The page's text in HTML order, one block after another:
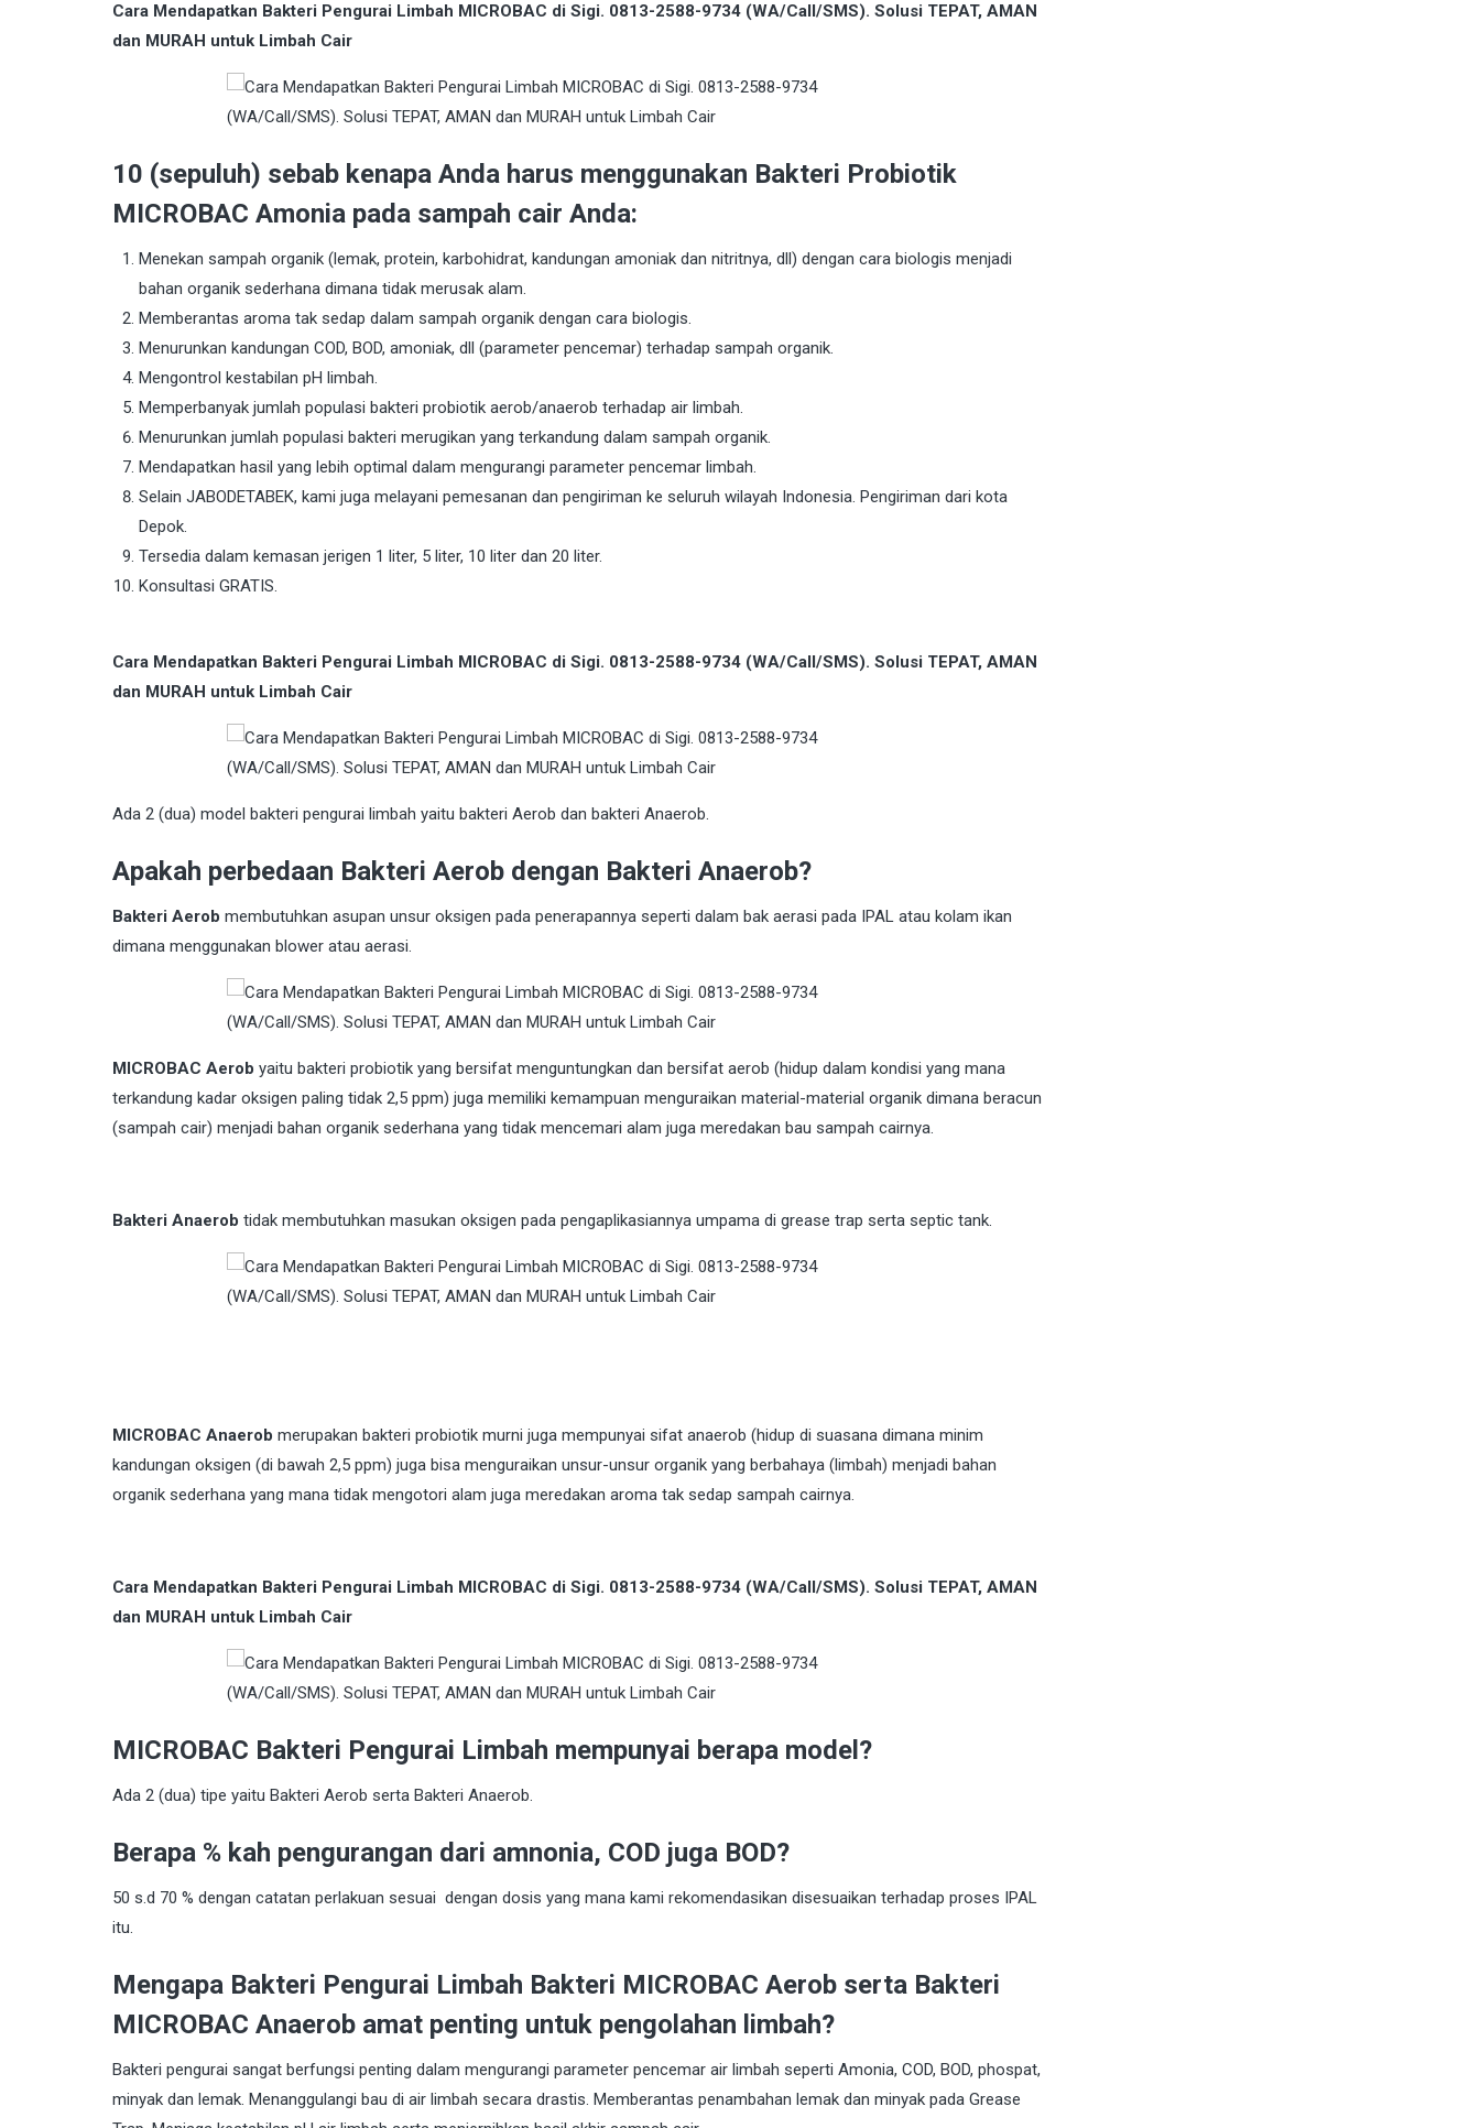
Cara Mendapatkan Bakteri Pengurai Limbah MICROBAC di Sigi. 0813-2588-9734 (WA/Call/SMS). Solusi TEPAT, AMAN
dan MURAH untuk Limbah Cair
10 (sepuluh) sebab kenapa Anda harus menggunakan Bakteri Probiotik
MICROBAC Amonia pada sampah cair Anda:
Menekan sampah organik (lemak, protein, karbohidrat, kandungan amoniak dan nitritnya, dll) dengan cara biologis menjadi
bahan organik sederhana dimana tidak merusak alam.
Memberantas aroma tak sedap dalam sampah organik dengan cara biologis.
Menurunkan kandungan COD, BOD, amoniak, dll (parameter pencemar) terhadap sampah organik.
Mengontrol kestabilan pH limbah.
Memperbanyak jumlah populasi bakteri probiotik aerob/anaerob terhadap air limbah.
Menurunkan jumlah populasi bakteri merugikan yang terkandung dalam sampah organik.
Mendapatkan hasil yang lebih optimal dalam mengurangi parameter pencemar limbah.
Selain JABODETABEK, kami juga melayani pemesanan dan pengiriman ke seluruh wilayah Indonesia. Pengiriman dari kota
Depok.
Tersedia dalam kemasan jerigen 1 liter, 5 liter, 10 liter dan 20 liter.
Konsultasi GRATIS.
Cara Mendapatkan Bakteri Pengurai Limbah MICROBAC di Sigi. 0813-2588-9734 (WA/Call/SMS). Solusi TEPAT, AMAN
dan MURAH untuk Limbah Cair
Ada 2 (dua) model bakteri pengurai limbah yaitu bakteri Aerob dan bakteri Anaerob.
Apakah perbedaan Bakteri Aerob dengan Bakteri Anaerob?
Bakteri Aerob membutuhkan asupan unsur oksigen pada penerapannya seperti dalam bak aerasi pada IPAL atau kolam ikan
dimana menggunakan blower atau aerasi.
MICROBAC Aerob yaitu bakteri probiotik yang bersifat menguntungkan dan bersifat aerob (hidup dalam kondisi yang mana
terkandung kadar oksigen paling tidak 2,5 ppm) juga memiliki kemampuan menguraikan material-material organik dimana beracun
(sampah cair) menjadi bahan organik sederhana yang tidak mencemari alam juga meredakan bau sampah cairnya.
Bakteri Anaerob tidak membutuhkan masukan oksigen pada pengaplikasiannya umpama di grease trap serta septic tank.
MICROBAC Anaerob merupakan bakteri probiotik murni juga mempunyai sifat anaerob (hidup di suasana dimana minim
kandungan oksigen (di bawah 2,5 ppm) juga bisa menguraikan unsur-unsur organik yang berbahaya (limbah) menjadi bahan
organik sederhana yang mana tidak mengotori alam juga meredakan aroma tak sedap sampah cairnya.
Cara Mendapatkan Bakteri Pengurai Limbah MICROBAC di Sigi. 0813-2588-9734 (WA/Call/SMS). Solusi TEPAT, AMAN
dan MURAH untuk Limbah Cair
MICROBAC Bakteri Pengurai Limbah mempunyai berapa model?
Ada 2 (dua) tipe yaitu Bakteri Aerob serta Bakteri Anaerob.
Berapa % kah pengurangan dari amnonia, COD juga BOD?
50 s.d 70 % dengan catatan perlakuan sesuai dengan dosis yang mana kami rekomendasikan disesuaikan terhadap proses IPAL
itu.
Mengapa Bakteri Pengurai Limbah Bakteri MICROBAC Aerob serta Bakteri
MICROBAC Anaerob amat penting untuk pengolahan limbah?
Bakteri pengurai sangat berfungsi penting dalam mengurangi parameter pencemar air limbah seperti Amonia, COD, BOD, phospat,
minyak dan lemak. Menanggulangi bau di air limbah secara drastis. Memberantas penambahan lemak dan minyak pada Grease